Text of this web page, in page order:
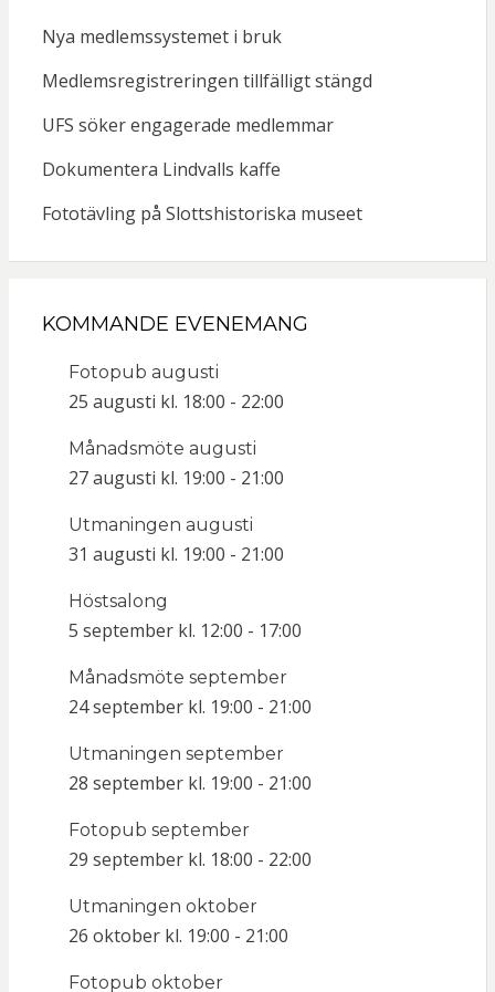
Nya medlemssystemet i bruk
Medlemsregistreringen tillfälligt stängd
UFS söker engagerade medlemmar
Dokumentera Lindvalls kaffe
Fototävling på Slottshistoriska museet
KOMMANDE EVENEMANG
Fotopub augusti
25 augusti kl. 18:00 - 22:00
Månadsmöte augusti
27 augusti kl. 19:00 - 21:00
Utmaningen augusti
31 augusti kl. 19:00 - 21:00
Höstsalong
5 september kl. 12:00 - 17:00
Månadsmöte september
24 september kl. 19:00 - 21:00
Utmaningen september
28 september kl. 19:00 - 21:00
Fotopub september
29 september kl. 18:00 - 22:00
Utmaningen oktober
26 oktober kl. 19:00 - 21:00
Fotopub oktober